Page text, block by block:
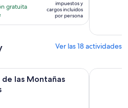
gratuita
es
de
persona
impuestos y
cargos incluidos
por persona
Ver las 18 actividades
de las Montañas
Se abrirá en una nueva
El